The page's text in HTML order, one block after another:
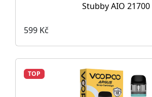
Stubby AIO 21700
599 Kč
TOP